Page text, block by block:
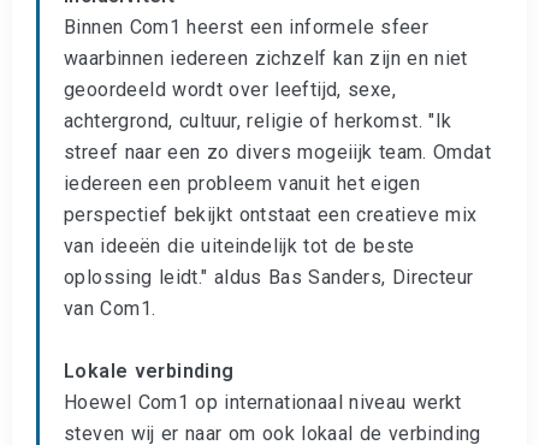
Binnen Com1 heerst een informele sfeer
waarbinnen iedereen zichzelf kan zijn en niet
geoordeeld wordt over leeftijd, sexe,
achtergrond, cultuur, religie of herkomst. "Ik
streef naar een zo divers mogeiijk team. Omdat
iedereen een probleem vanuit het eigen
perspectief bekijkt ontstaat een creatieve mix
van ideeën die uiteindelijk tot de beste
oplossing leidt." aldus Bas Sanders, Directeur
van Com1.
Lokale verbinding
Hoewel Com1 op internationaal niveau werkt
steven wij er naar om ook lokaal de verbinding